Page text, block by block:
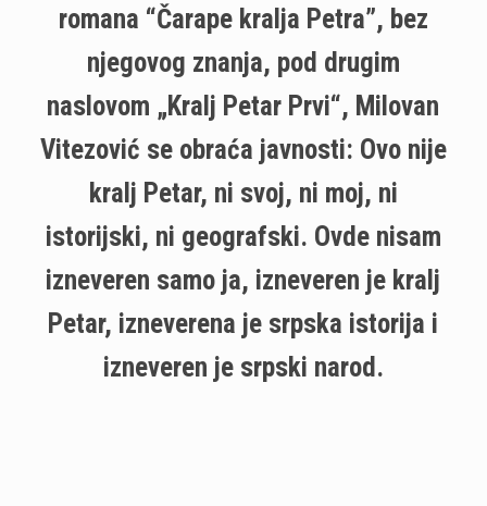
romana “Čarape kralja Petra”, bez
njegovog znanja, pod drugim
naslovom „Kralj Petar Prvi“, Milovan
Vitezović se obraća javnosti: Ovo nije
kralj Petar, ni svoj, ni moj, ni
istorijski, ni geografski. Ovde nisam
izneveren samo ja, izneveren je kralj
Petar, izneverena je srpska istorija i
izneveren je srpski narod.